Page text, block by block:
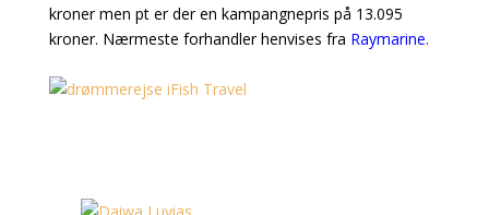
kroner men pt er der en kampangnepris på 13.095
kroner. Nærmeste forhandler henvises fra Raymarine.